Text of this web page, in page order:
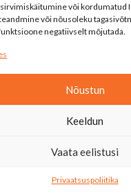
või kordumatud
või nõusoleku
negatiivselt mõjutada.
Nõustun
Keeldun
Vaata eelistusi
Privaatsuspoliitika
+372 514 1692
siseministeeriumi ja
© 2026 Alutaguse.